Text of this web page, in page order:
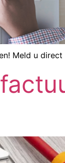
Meld u direct